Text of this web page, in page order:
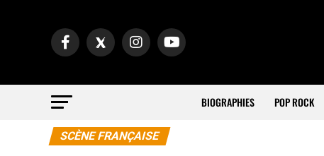
BIOGRAPHIES POP ROCK
SCÈNE FRANÇAISE